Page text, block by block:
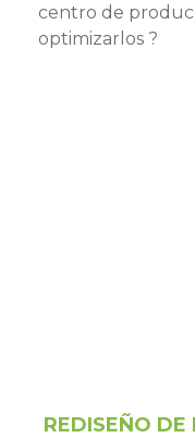
centro de
optimizarlos ?
REDISEÑO DE